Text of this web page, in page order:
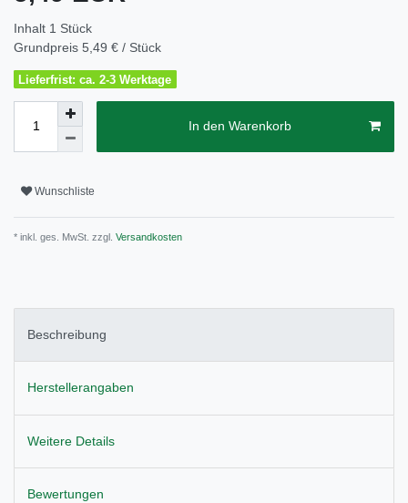
Inhalt 1 Stück
Grundpreis 5,49 € / Stück
Lieferfrist: ca. 2-3 Werktage
In den Warenkorb
Wunschliste
* inkl. ges. MwSt. zzgl. Versandkosten
Beschreibung
Herstellerangaben
Weitere Details
Bewertungen